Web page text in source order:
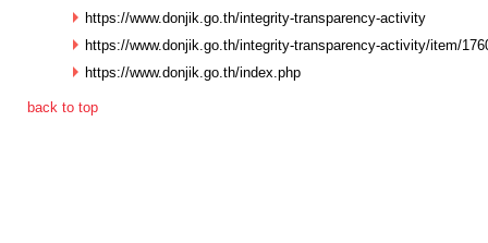
https://www.donjik.go.th/integrity-transparency-activity
https://www.donjik.go.th/integrity-transparency-activity/item/
https://www.donjik.go.th/index.php
back to top